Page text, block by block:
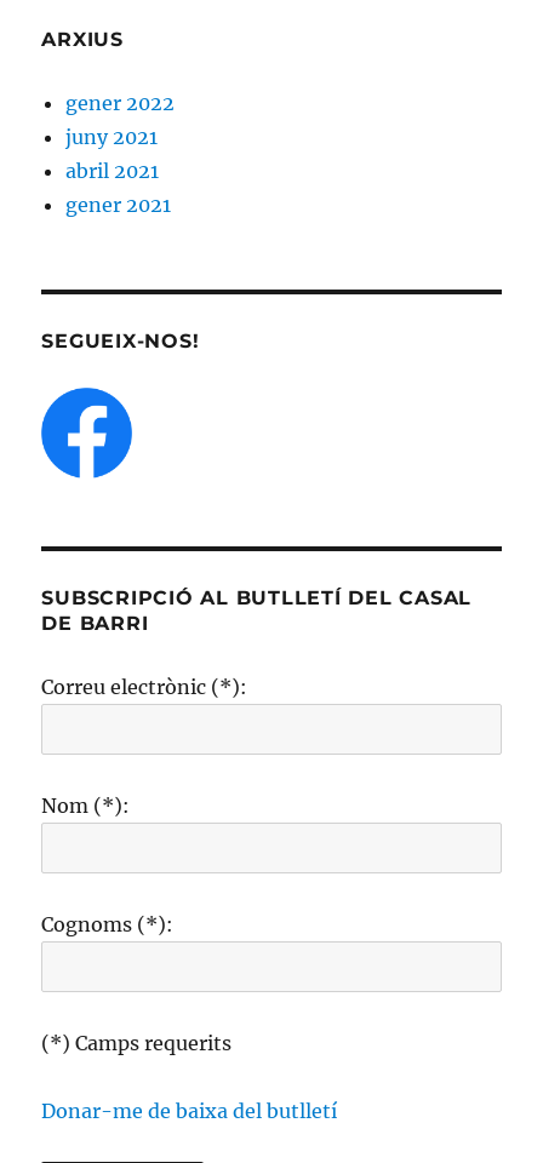
ARXIUS
gener 2022
juny 2021
abril 2021
gener 2021
SEGUEIX-NOS!
SUBSCRIPCIÓ AL BUTLLETÍ DEL CASAL
DE BARRI
Correu electrònic (*):
Nom (*):
Cognoms (*):
(*) Camps requerits
Donar-me de baixa del butlletí